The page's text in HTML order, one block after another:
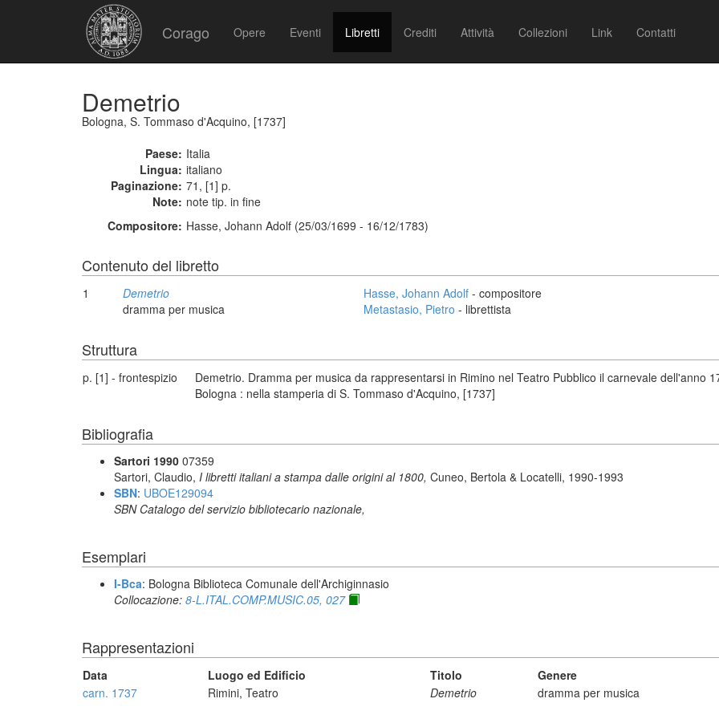
Corago Opere Eventi Libretti Crediti Attività Collezioni Link Contatti
Demetrio
Bologna, S. Tommaso d'Acquino, [1737]
Paese: Italia
Lingua: italiano
Paginazione: 71, [1] p.
Note: note tip. in fine
Compositore: Hasse, Johann Adolf (25/03/1699 - 16/12/1783)
Contenuto del libretto
1
Demetrio
dramma per musica
Hasse, Johann Adolf - compositore
Metastasio, Pietro - librettista
Struttura
p. [1] - frontespizio
Demetrio. Dramma per musica da rappresentarsi in Rimino nel Teatro Pubblico il carnevale dell'anno
Bologna : nella stamperia di S. Tommaso d'Acquino, [1737]
Bibliografia
Sartori 1990 07359
Sartori, Claudio, I libretti italiani a stampa dalle origini al 1800, Cuneo, Bertola & Locatelli, 1990-1993
SBN: UBOE129094
SBN Catalogo del servizio bibliotecario nazionale,
Esemplari
I-Bca: Bologna Biblioteca Comunale dell'Archiginnasio
Collocazione: 8-L.ITAL.COMP.MUSIC.05, 027
Rappresentazioni
Data Luogo ed Edificio Titolo Genere
carn. 1737
Rimini, Teatro Demetrio dramma per musica